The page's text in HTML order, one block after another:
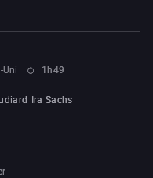
Uni 1h49
Ira Sachs